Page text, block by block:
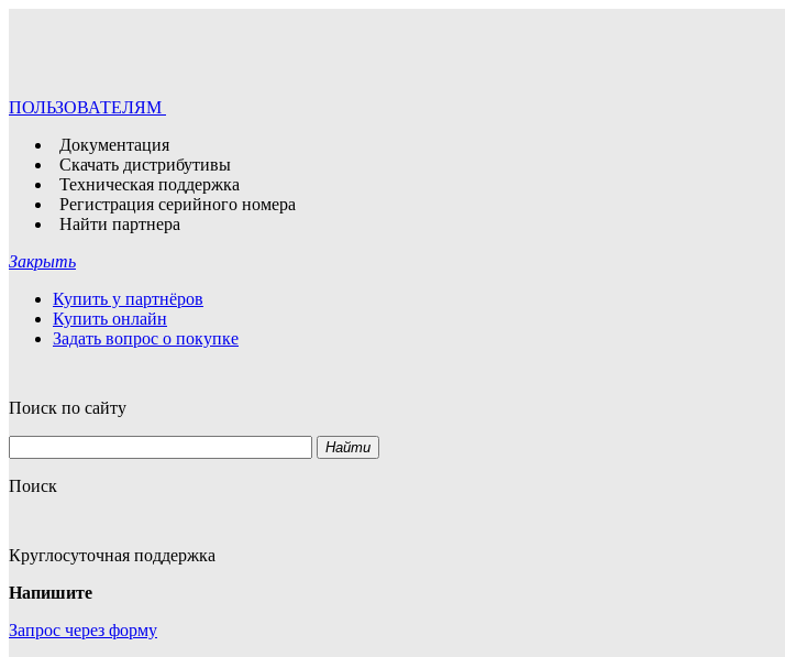
ПОЛЬЗОВАТЕЛЯМ
Документация
Скачать дистрибутивы
Техническая поддержка
Регистрация серийного номера
Найти партнера
Закрыть
Купить у партнёров
Купить онлайн
Задать вопрос о покупке
Поиск по сайту
Найти
Поиск
Круглосуточная поддержка
Напишите
Запрос через форму